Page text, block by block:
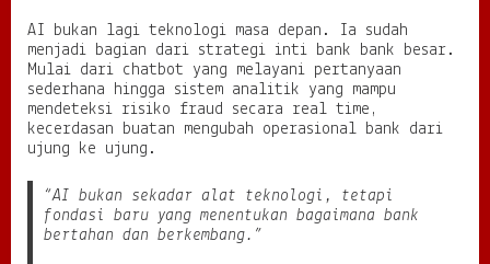
a
n
s
f
o
i
B
a
AI bukan lagi teknologi masa depan. Ia sudah
menjadi bagian dari strategi inti bank bank besar.
Mulai dari chatbot yang melayani pertanyaan
sederhana hingga sistem analitik yang mampu
mendeteksi risiko fraud secara real time,
kecerdasan buatan mengubah operasional bank dari
ujung ke ujung.
“AI bukan sekadar alat teknologi, tetapi
fondasi baru yang menentukan bagaimana bank
bertahan dan berkembang.”